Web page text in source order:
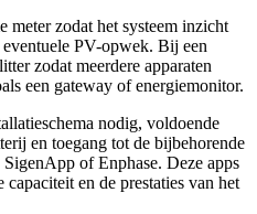
meter zodat het systeem inzicht
PV-opwek. Bij een
zodat meerdere apparaten
een gateway of energiemonitor.
nodig, voldoende
en toegang tot de bijbehorende
of Enphase. Deze apps
en de prestaties van het